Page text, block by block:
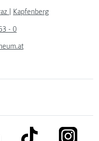
Kapfenberg
- 0
to linkedinlink to tiktok